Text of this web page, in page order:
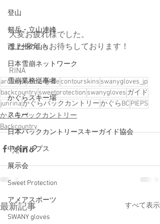
登山
剱岳・立山連峰
西上州の山々
日本雪崩ネットワーク
雪崩業務従事者
かぐらスキー場
スキー
日本バックカントリースキーガイド協会
中央アルプス
展示会
Sweet Protection
アメアスポーツ
SWANY gloves
大変お疲れ様でした。
また来年もお待ちしております！
RINA
arcteryxvectorglidecontourskins swanygloves_jp
backcountry sweetprotection swanygloves ガイド
junrinaかぐらバックカントリーかぐらBC PIEPS
かぐらバックカントリー
Backcountry
最新記事 すべて表示